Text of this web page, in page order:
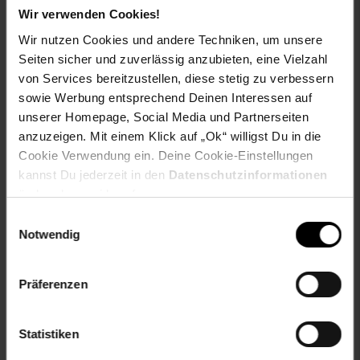
Wir verwenden Cookies!
Wir nutzen Cookies und andere Techniken, um unsere
Seiten sicher und zuverlässig anzubieten, eine Vielzahl
von Services bereitzustellen, diese stetig zu verbessern
sowie Werbung entsprechend Deinen Interessen auf
unserer Homepage, Social Media und Partnerseiten
anzuzeigen. Mit einem Klick auf „Ok“ willigst Du in die
Cookie Verwendung ein. Deine Cookie-Einstellungen
kannst Du jederzeit in den Datenschutzinformationen
ändern bzw. widerrufen.
Notwendig
Präferenzen
Statistiken
Versandinformationen
Herstellerinformationen
Fußzeile
Weitere Online-Angebote
Netto Reisen TV-Shop Weinwelt
Rezeptwelt Karriere